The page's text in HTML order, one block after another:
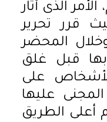
الذى أثار
قرر تحرير
المحضر
بها قبل غلق
على
عليها
الطريق